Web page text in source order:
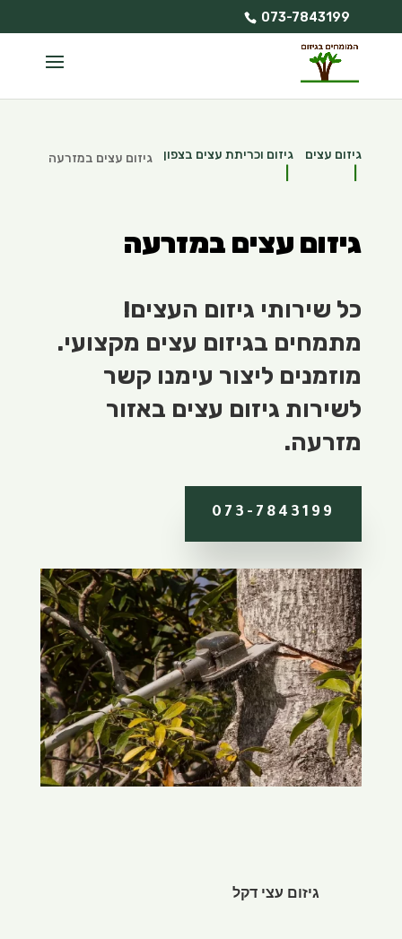
073-7843199
גיזום עצים גיזום וכריתת עצים בצפון גיזום עצים במזרעה
גיזום עצים במזרעה
כל שירותי גיזום העצים!
מתמחים בגיזום עצים מקצועי.
מוזמנים ליצור עימנו קשר
לשירות גיזום עצים באזור
מזרעה.
073-7843199
גיזום עצי דקל